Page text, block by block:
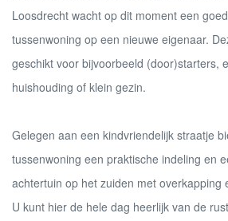
Loosdrecht wacht op dit moment een
tussenwoning op een nieuwe eigenaar.
geschikt voor bijvoorbeeld (door)starters,
huishouding of klein gezin.
Gelegen aan een kindvriendelijk straatje
tussenwoning een praktische indeling en
achtertuin op het zuiden met overkapping
U kunt hier de hele dag heerlijk van de